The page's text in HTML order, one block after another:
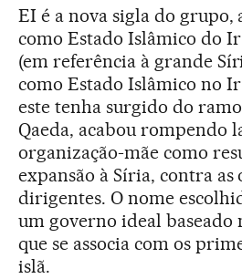
EI é a nova sigla do grupo,
como Estado Islâmico do
(em referência à grande
como Estado Islâmico no
este tenha surgido do
Qaeda, acabou rompendo
organização-mãe como
expansão à Síria, contra as
dirigentes. O nome
um governo ideal baseado
que se associa com os
islã.